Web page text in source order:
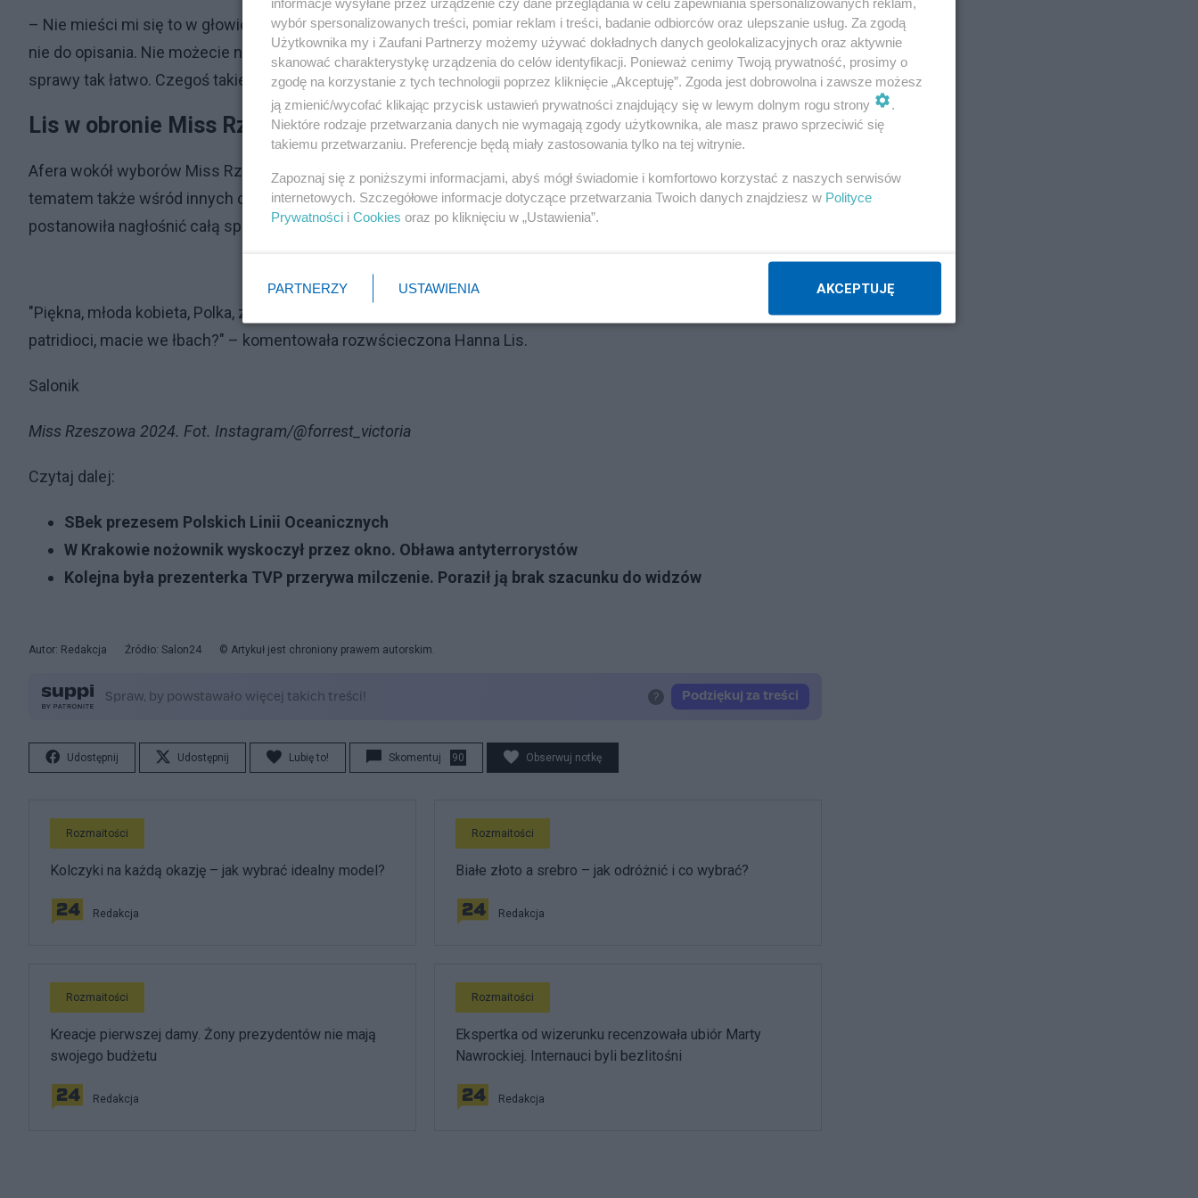
– Nie mieści mi się to w głowie, skala chamstwa i hejtu, jaka w ostatnich dniach mnie dosięgnęła, jest po prostu
nie do opisania. Nie możecie niektórzy przeboleć tego, że ja wygrałam. To jest takie żałosne (...). Nie zostawię tej
sprawy tak łatwo. Czegoś takiego się w życiu nie spodziewałam.
Lis w obronie Miss Rzeszowa
Afera wokół wyborów Miss Rzeszowa 2024 wyszła poza samo podkarpackie miasto i szybko stała się głośnym
tematem także wśród innych celebrytów. Hannę Lis na tyle oburzył hejt kierowany w stronę Forres, że
postanowiła nagłośnić całą sprawę, uderzając również w "patr-idiotów"...
"Piękna, młoda kobieta, Polka, zostaje miss Rzeszowa. A na Twitterze taki komentarz. K**wa mać, co wy,
patridioci, macie we łbach?" – komentowała rozwścieczona Hanna Lis.
Salonik
Miss Rzeszowa 2024. Fot. Instagram/@forrest_victoria
Czytaj dalej:
SBek prezesem Polskich Linii Oceanicznych
W Krakowie nożownik wyskoczył przez okno. Obława antyterrorystów
Kolejna była prezenterka TVP przerywa milczenie. Poraził ją brak szacunku do widzów
Autor: Redakcja Źródło: Salon24 © Artykuł jest chroniony prawem autorskim.
Udostępnij Udostępnij Lubię to! Skomentuj 90 Obserwuj notkę
Rozmaitości
Kolczyki na każdą okazję – jak wybrać idealny model?
Redakcja
Rozmaitości
Białe złoto a srebro – jak odróżnić i co wybrać?
Redakcja
Rozmaitości
Kreacje pierwszej damy. Żony prezydentów nie mają
swojego budżetu
Redakcja
Rozmaitości
Ekspertka od wizerunku recenzowała ubiór Marty
Nawrockiej. Internauci byli bezlitośni
Redakcja
wybór spersonalizowanych treści, pomiar reklam i treści, badanie odbiorców oraz ulepszanie usług. Za zgodą
Użytkownika my i Zaufani Partnerzy możemy używać dokładnych danych geolokalizacyjnych oraz aktywnie
skanować charakterystykę urządzenia do celów identyfikacji. Ponieważ cenimy Twoją prywatność, prosimy o
zgodę na korzystanie z tych technologii poprzez kliknięcie „Akceptuję”. Zgoda jest dobrowolna i zawsze możesz
ją zmienić/wycofać klikając przycisk ustawień prywatności znajdujący się w lewym dolnym rogu strony
.
Niektóre rodzaje przetwarzania danych nie wymagają zgody użytkownika, ale masz prawo sprzeciwić się
takiemu przetwarzaniu. Preferencje będą miały zastosowania tylko na tej witrynie.
Zapoznaj się z poniższymi informacjami, abyś mógł świadomie i komfortowo korzystać z naszych serwisów
internetowych. Szczegółowe informacje dotyczące przetwarzania Twoich danych znajdziesz w Polityce
Prywatności i Cookies oraz po kliknięciu w „Ustawienia”.
PARTNERZY USTAWIENIA AKCEPTUJĘ